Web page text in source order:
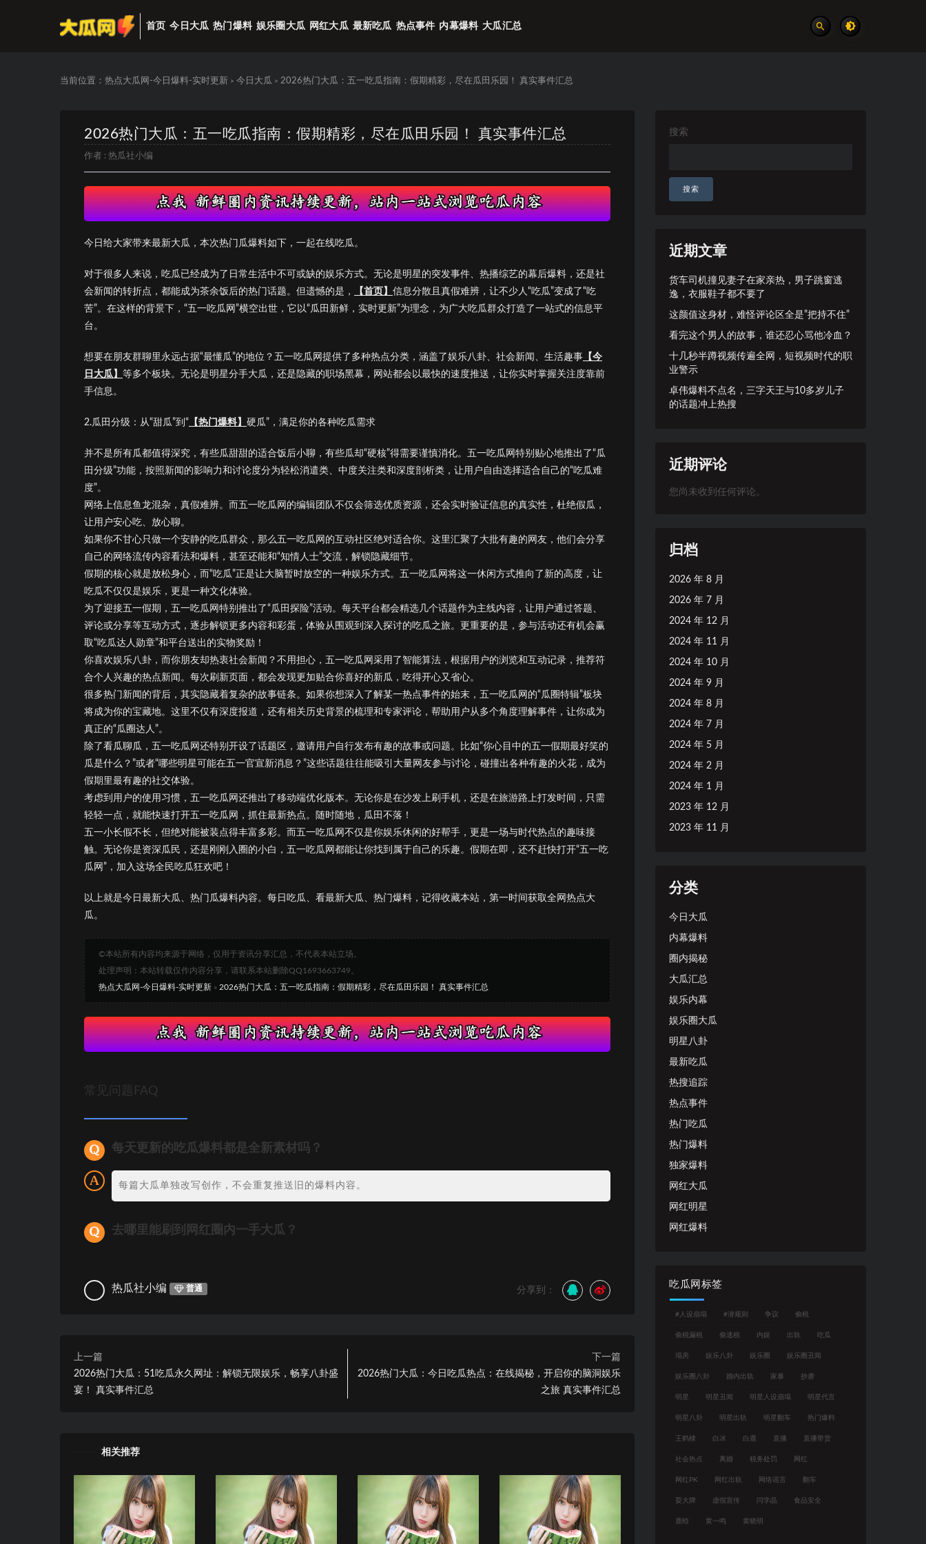
首页 今日大瓜 热门爆料 娱乐圈大瓜 网红大瓜 最新吃瓜 热点事件 内幕爆料 大瓜汇总
当前位置： 热点大瓜网-今日爆料-实时更新 > 今日大瓜 > 2026热门大瓜：五一吃瓜指南：假期精彩，尽在瓜田乐园！ 真实事件汇总
2026热门大瓜：五一吃瓜指南：假期精彩，尽在瓜田乐园！ 真实事件汇总
作者 : 热瓜社小编
今日给大家带来最新大瓜，本次热门瓜爆料如下，一起在线吃瓜。
对于很多人来说，吃瓜已经成为了日常生活中不可或缺的娱乐方式。无论是明星的突发事件、热播综艺的幕后爆料，还是社
会新闻的转折点，都能成为茶余饭后的热门话题。但遗憾的是，
【首页】 信息分散且真假难辨，让不少人“吃瓜”变成了“吃
苦”。在这样的背景下，“五一吃瓜网”横空出世，它以“瓜田新鲜，实时更新”为理念，为广大吃瓜群众打造了一站式的信息平
台。
想要在朋友群聊里永远占据“最懂瓜”的地位？五一吃瓜网提供了多种热点分类，涵盖了娱乐八卦、社会新闻、生活趣事 【今
日大瓜】 等多个板块。无论是明星分手大瓜，还是隐藏的职场黑幕，网站都会以最快的速度推送，让你实时掌握关注度靠前
手信息。
2.瓜田分级：从“甜瓜”到“ 【热门爆料】 硬瓜”，满足你的各种吃瓜需求
并不是所有瓜都值得深究，有些瓜甜甜的适合饭后小聊，有些瓜却“硬核”得需要谨慎消化。五一吃瓜网特别贴心地推出了“瓜
田分级”功能，按照新闻的影响力和讨论度分为轻松消遣类、中度关注类和深度剖析类，让用户自由选择适合自己的“吃瓜难
度”。
网络上信息鱼龙混杂，真假难辨。而五一吃瓜网的编辑团队不仅会筛选优质资源，还会实时验证信息的真实性，杜绝假瓜，
让用户安心吃、放心聊。
如果你不甘心只做一个安静的吃瓜群众，那么五一吃瓜网的互动社区绝对适合你。这里汇聚了大批有趣的网友，他们会分享
自己的网络流传内容看法和爆料，甚至还能和“知情人士”交流，解锁隐藏细节。
假期的核心就是放松身心，而“吃瓜”正是让大脑暂时放空的一种娱乐方式。五一吃瓜网将这一休闲方式推向了新的高度，让
吃瓜不仅仅是娱乐，更是一种文化体验。
为了迎接五一假期，五一吃瓜网特别推出了“瓜田探险”活动。每天平台都会精选几个话题作为主线内容，让用户通过答题、
评论或分享等互动方式，逐步解锁更多内容和彩蛋，体验从围观到深入探讨的吃瓜之旅。更重要的是，参与活动还有机会赢
取“吃瓜达人勋章”和平台送出的实物奖励！
你喜欢娱乐八卦，而你朋友却热衷社会新闻？不用担心，五一吃瓜网采用了智能算法，根据用户的浏览和互动记录，推荐符
合个人兴趣的热点新闻。每次刷新页面，都会发现更加贴合你喜好的新瓜，吃得开心又省心。
很多热门新闻的背后，其实隐藏着复杂的故事链条。如果你想深入了解某一热点事件的始末，五一吃瓜网的“瓜圈特辑”板块
将成为你的宝藏地。这里不仅有深度报道，还有相关历史背景的梳理和专家评论，帮助用户从多个角度理解事件，让你成为
真正的“瓜圈达人”。
除了看瓜聊瓜，五一吃瓜网还特别开设了话题区，邀请用户自行发布有趣的故事或问题。比如“你心目中的五一假期最好笑的
瓜是什么？”或者“哪些明星可能在五一官宣新消息？”这些话题往往能吸引大量网友参与讨论，碰撞出各种有趣的火花，成为
假期里最有趣的社交体验。
考虑到用户的使用习惯，五一吃瓜网还推出了移动端优化版本。无论你是在沙发上刷手机，还是在旅游路上打发时间，只需
轻轻一点，就能快速打开五一吃瓜网，抓住最新热点。随时随地，瓜田不落！
五一小长假不长，但绝对能被装点得丰富多彩。而五一吃瓜网不仅是你娱乐休闲的好帮手，更是一场与时代热点的趣味接
触。无论你是资深瓜民，还是刚刚入圈的小白，五一吃瓜网都能让你找到属于自己的乐趣。假期在即，还不赶快打开“五一吃
瓜网”，加入这场全民吃瓜狂欢吧！
以上就是今日最新大瓜、热门瓜爆料内容。每日吃瓜、看最新大瓜、热门爆料，记得收藏本站，第一时间获取全网热点大
瓜。
©本站所有内容均来源于网络，仅用于资讯分享汇总，不代表本站立场。
处理声明：本站转载仅作内容分享，请联系本站删除QQ1693663749。
热点大瓜网-今日爆料-实时更新 » 2026热门大瓜：五一吃瓜指南：假期精彩，尽在瓜田乐园！ 真实事件汇总
常见问题FAQ
每天更新的吃瓜爆料都是全新素材吗？
每篇大瓜单独改写创作，不会重复推送旧的爆料内容。
去哪里能刷到网红圈内一手大瓜？
热瓜社小编 普通 分享到：
上一篇
2026热门大瓜：51吃瓜永久网址：解锁无限娱乐，畅享八卦盛
宴！ 真实事件汇总
下一篇
2026热门大瓜：今日吃瓜热点：在线揭秘，开启你的脑洞娱乐
之旅 真实事件汇总
相关推荐
搜索
搜索
近期文章
货车司机撞见妻子在家亲热，男子跳窗逃
逸，衣服鞋子都不要了
这颜值这身材，难怪评论区全是”把持不住”
看完这个男人的故事，谁还忍心骂他冷血？
十几秒半蹲视频传遍全网，短视频时代的职
业警示
卓伟爆料不点名，三字天王与10多岁儿子
的话题冲上热搜
近期评论
您尚未收到任何评论。
归档
2026 年 8 月
2026 年 7 月
2024 年 12 月
2024 年 11 月
2024 年 10 月
2024 年 9 月
2024 年 8 月
2024 年 7 月
2024 年 5 月
2024 年 2 月
2024 年 1 月
2023 年 12 月
2023 年 11 月
分类
今日大瓜
内幕爆料
圈内揭秘
大瓜汇总
娱乐内幕
娱乐圈大瓜
明星八卦
最新吃瓜
热搜追踪
热点事件
热门吃瓜
热门爆料
独家爆料
网红大瓜
网红明星
网红爆料
吃瓜网标签
#人设崩塌 #潜规则 争议 偷税
偷税漏税 偷逃税 内娱 出轨 吃瓜
塌房 娱乐八卦 娱乐圈 娱乐圈丑闻
娱乐圈八卦 婚内出轨 家暴 抄袭
明星 明星丑闻 明星人设崩塌 明星代言
明星八卦 明星出轨 明星翻车 热门爆料
王鹤棣 白冰 白鹿 直播 直播带货
社会热点 离婚 税务处罚 网红
网红PK 网红出轨 网络谣言 翻车
耍大牌 虚假宣传 闫学晶 食品安全
鹿晗 黄一鸣 黄晓明